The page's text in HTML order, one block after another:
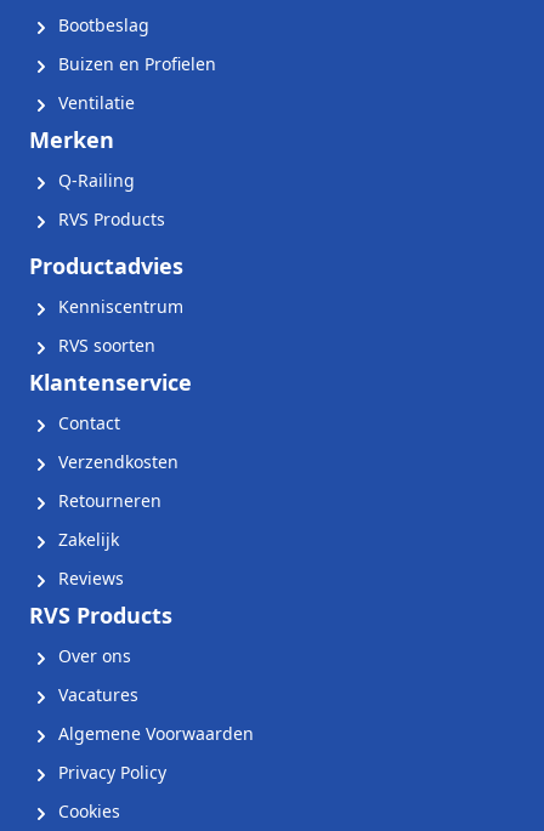
Bootbeslag
Buizen en Profielen
Ventilatie
Merken
Q-Railing
RVS Products
Productadvies
Kenniscentrum
RVS soorten
Klantenservice
Contact
Verzendkosten
Retourneren
Zakelijk
Reviews
RVS Products
Over ons
Vacatures
Algemene Voorwaarden
Privacy Policy
Cookies